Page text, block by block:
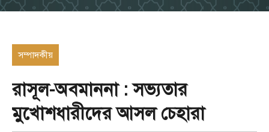
সম্পাদকীয়
রাসূল-অবমাননা : সভ্যতার
মুখোশধারীদের আসল চেহারা